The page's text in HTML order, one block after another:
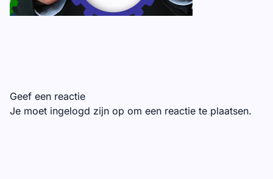
Geef een reactie
Je moet ingelogd zijn op om een reactie te plaatsen.